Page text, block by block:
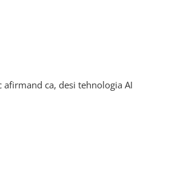
ca, desi tehnologia AI